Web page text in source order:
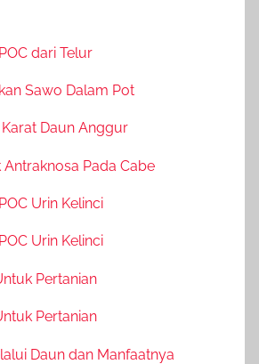
dari Telur
Sawo Dalam Pot
Daun Anggur
Antraknosa Pada Cabe
Urin Kelinci
Urin Kelinci
Pertanian
Pertanian
Daun dan Manfaatnya